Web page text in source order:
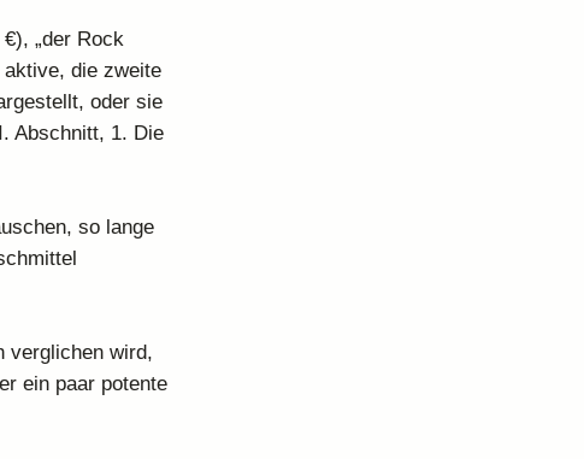
„der Rock
die zweite
oder sie
Abschnitt, 1. Die
so lange
verglichen wird,
ein paar potente